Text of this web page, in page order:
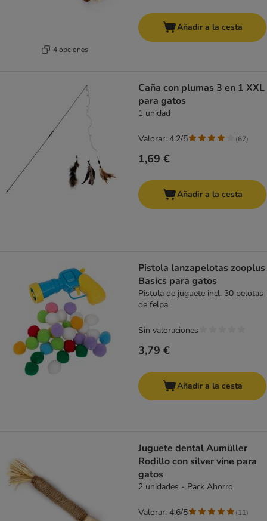
4 opciones
Añadir a la cesta
Caña con plumas 3 en 1 XXL
para gatos
1 unidad
1,69 €
Valorar: 4.2/5 (67)
Añadir a la cesta
Pistola lanzapelotas zooplus
Basics para gatos
Pistola de juguete incl. 30 pelotas
de felpa
3,79 €
Sin valoraciones
Añadir a la cesta
Juguete dental Aumüller
Rodillo con silver vine para
gatos
2 unidades - Pack Ahorro
Valorar: 4.6/5 (11)